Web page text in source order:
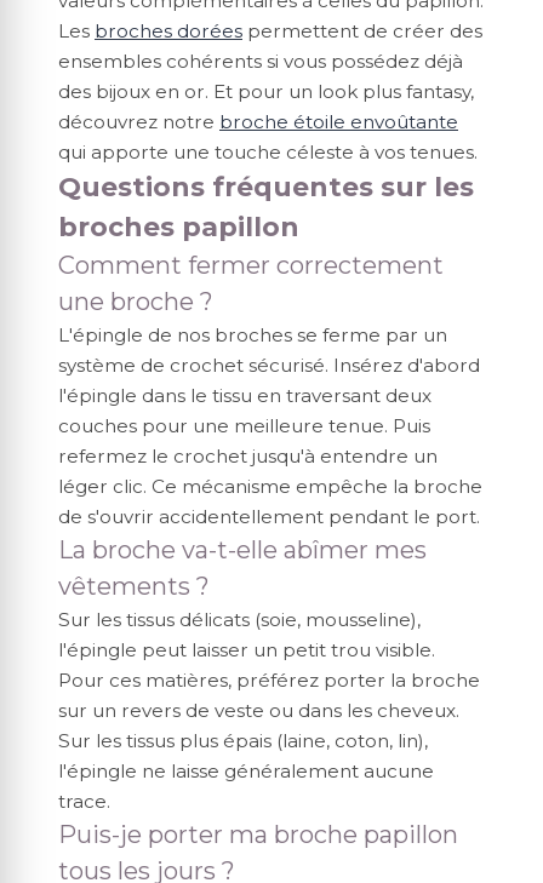
Les broches dorées permettent de créer des
ensembles cohérents si vous possédez déjà
des bijoux en or. Et pour un look plus fantasy,
découvrez notre broche étoile envoûtante
qui apporte une touche céleste à vos tenues.
Questions fréquentes sur les
broches papillon
Comment fermer correctement
une broche ?
L'épingle de nos broches se ferme par un
système de crochet sécurisé. Insérez d'abord
l'épingle dans le tissu en traversant deux
couches pour une meilleure tenue. Puis
refermez le crochet jusqu'à entendre un
léger clic. Ce mécanisme empêche la broche
de s'ouvrir accidentellement pendant le port.
La broche va-t-elle abîmer mes
vêtements ?
Sur les tissus délicats (soie, mousseline),
l'épingle peut laisser un petit trou visible.
Pour ces matières, préférez porter la broche
sur un revers de veste ou dans les cheveux.
Sur les tissus plus épais (laine, coton, lin),
l'épingle ne laisse généralement aucune
trace.
Puis-je porter ma broche papillon
tous les jours ?